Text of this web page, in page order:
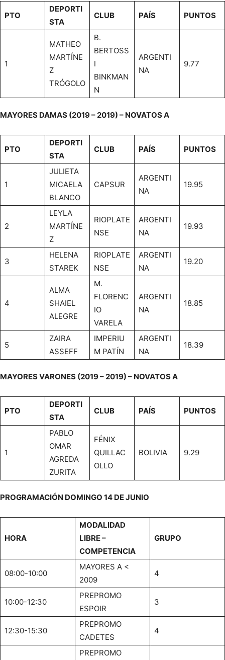
PTO
DEPORTI
STA
CLUB PAÍS PUNTOS
1
MATHEO
MARTÍNE
Z
TRÓGOLO
B.
BERTOSS
I
BINKMAN
N
ARGENTI
NA
9.77
MAYORES DAMAS (2019 – 2019) – NOVATOS A
PTO
DEPORTI
STA
CLUB PAÍS PUNTOS
1
JULIETA
MICAELA
BLANCO
CAPSUR
ARGENTI
NA
19.95
2
LEYLA
MARTÍNE
Z
RIOPLATE
NSE
ARGENTI
NA
19.93
3
HELENA
STAREK
RIOPLATE
NSE
ARGENTI
NA
19.20
4
ALMA
SHAIEL
ALEGRE
M.
FLORENC
IO
VARELA
ARGENTI
NA
18.85
5
ZAIRA
ASSEFF
IMPERIU
M PATÍN
ARGENTI
NA
18.39
MAYORES VARONES (2019 – 2019) – NOVATOS A
PTO
DEPORTI
STA
CLUB PAÍS PUNTOS
1
PABLO
OMAR
AGREDA
ZURITA
FÉNIX
QUILLAC
OLLO
BOLIVIA 9.29
PROGRAMACIÓN DOMINGO 14 DE JUNIO
HORA
MODALIDAD
LIBRE –
COMPETENCIA
GRUPO
08:00-10:00
MAYORES A <
2009
4
10:00-12:30
PREPROMO
ESPOIR
3
12:30-15:30
PREPROMO
CADETES
4
PREPROMO